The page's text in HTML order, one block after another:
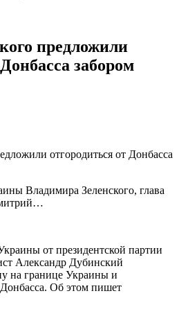
предложили
забором
Владимира Зеленского, глава
от президентской партии
Александр Дубинский
на границе Украины и
Об этом пишет